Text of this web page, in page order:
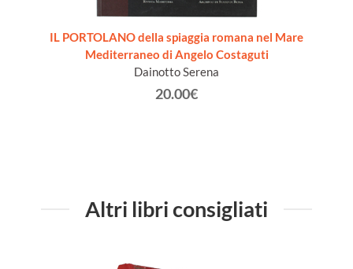
IL PORTOLANO della spiaggia romana nel Mare
Mediterraneo di Angelo Costaguti
Dainotto Serena
20.00€
Altri libri consigliati